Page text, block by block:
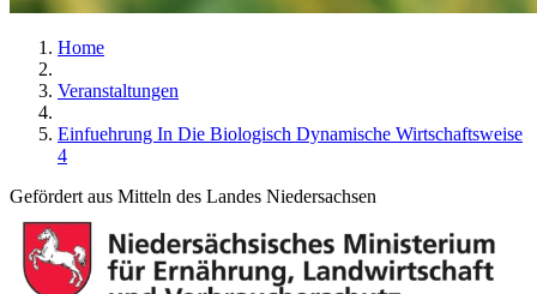
Home
Veranstaltungen
Einfuehrung In Die Biologisch Dynamische Wirtschaftsweise
4
Gefördert aus Mitteln des Landes Niedersachsen